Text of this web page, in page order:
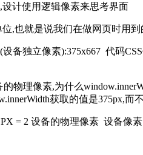
设计使用逻辑像素来思考界面
,也就是说我们在做网页时用
独立像素):375x667 代码
物理像素,为什么
获取的值是375px,而
= 2 设备的物理像素 设备